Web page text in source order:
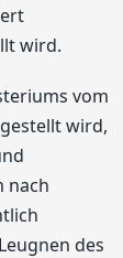
wird.
vom
wird,
nach
des